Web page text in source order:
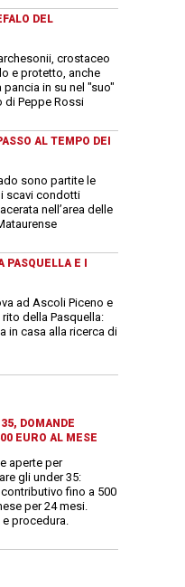
DEL
crostaceo
e protetto, anche
in su nel "suo"
di Peppe Rossi
AL TEMPO DEI
sono partite le
scavi condotti
nell’area delle
E I
ad Ascoli Piceno e
della Pasquella:
in casa alla ricerca di
DOMANDE
EURO AL MESE
aperte per
gli under 35:
fino a 500
per 24 mesi.
procedura.